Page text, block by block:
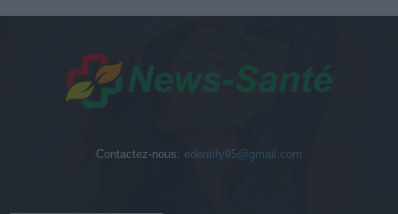
Contactez-nous: edentify95@gmail.com